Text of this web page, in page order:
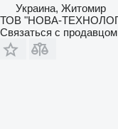
Украина, Житомир
ТОВ "НОВА-
Связаться с продавцом